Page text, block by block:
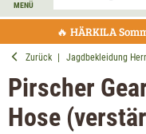
MENÜ
🔥 HÄRKILA
Zurück Jagdbekleidung
Pirscher
Hose